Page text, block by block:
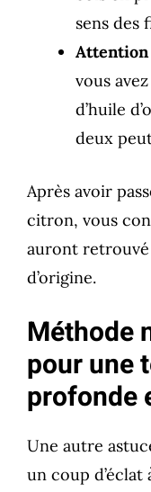
sens des
Attention
vous
d’huile
deux
Après avoir
citron, vous
auront
d’origine.
Méthode
pour une
profonde
Une autre
un coup d’éclat